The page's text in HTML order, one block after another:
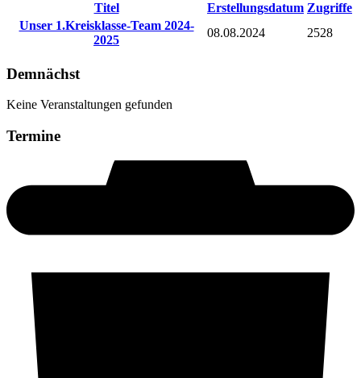
Titel
Erstellungsdatum Zugriffe
Unser 1.Kreisklasse-Team 2024-
2025
08.08.2024 2528
Demnächst
Keine Veranstaltungen gefunden
Termine